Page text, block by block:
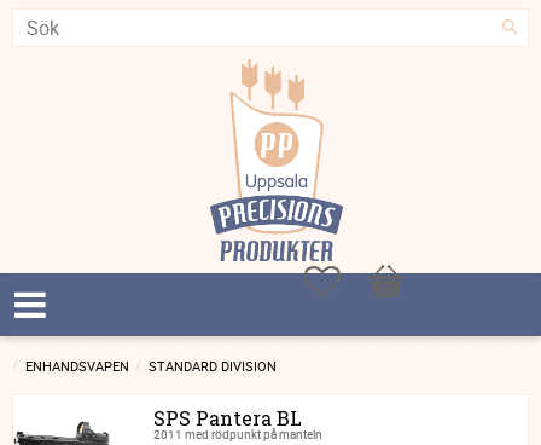
FavoriterKundvagn
ENHANDSVAPEN STANDARD DIVISION
SPS Pantera BL
2011 med rödpunkt på manteln